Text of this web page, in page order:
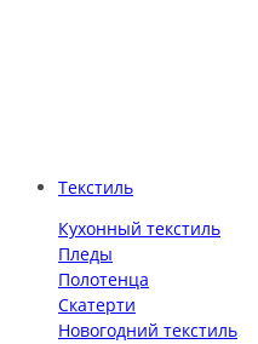
Текстиль
Кухонный текстиль
Пледы
Полотенца
Скатерти
Новогодний текстиль